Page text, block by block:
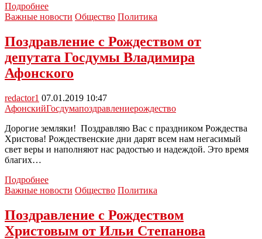
ПодробнееРождество
напоминает
милосердия
и
к
—
Дюмин
Важные новости Общество Политика
Поздравление с Рождеством от
депутата Госдумы Владимира
Афонского
redactor1 07.01.2019 10:47
АфонскийГосдумапоздравлениерождество
Дорогие земляки! Поздравляю Вас с праздником Рождества
Христова! Рождественские дни дарят всем нам негасимый
свет веры и наполняют нас радостью и надеждой. Это время
благих…
ПодробнееПоздравление
с
депутата
Госдумы
Важные новости Общество Политика
Поздравление с Рождеством
Христовым от Ильи Степанова